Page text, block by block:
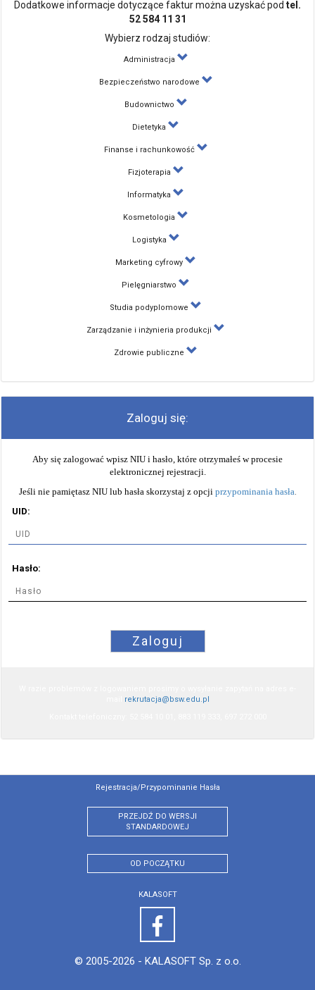
Dodatkowe informacje dotyczące faktur można uzyskać pod tel.
52 584 11 31
Wybierz rodzaj studiów:
Administracja
Bezpieczeństwo narodowe
Budownictwo
Dietetyka
Finanse i rachunkowość
Fizjoterapia
Informatyka
Kosmetologia
Logistyka
Marketing cyfrowy
Pielęgniarstwo
Studia podyplomowe
Zarządzanie i inżynieria produkcji
Zdrowie publiczne
Zaloguj się:
Aby się zalogować wpisz NIU i hasło, które otrzymałeś w procesie
elektronicznej rejestracji.
Jeśli nie pamiętasz NIU lub hasła skorzystaj z opcji przypominania hasła.
UID:
Hasło:
Zaloguj
rekrutacja@bsw.edu.pl
Rejestracja/przypominanie Hasła
PRZEJDŹ DO WERSJI
STANDARDOWEJ
OD POCZĄTKU
KALASOFT
© 2005-2026 - KALASOFT Sp. z o.o.